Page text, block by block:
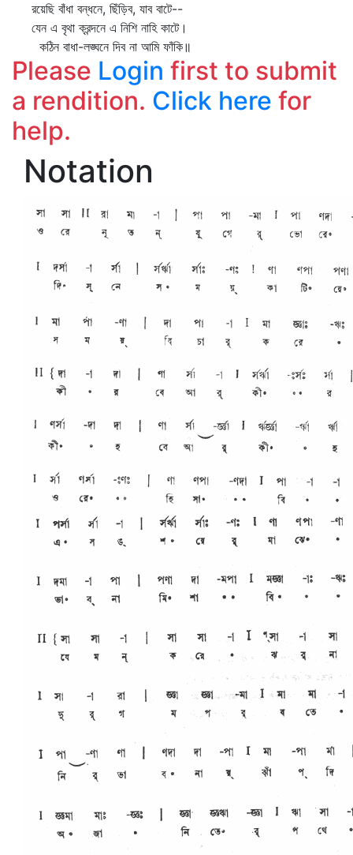
রয়েছি বাঁধা বন্ধনে, ছিঁড়িব, যাব বাটে--
যেন এ বৃথা ক্রন্দনে এ নিশি নাহি কাটে।
কঠিন বাধা-লঙ্ঘনে দিব না আমি ফাঁকি॥
Please Login first to submit
a rendition. Click here for
help.
Notation